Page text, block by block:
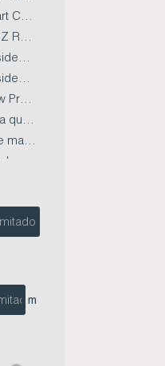
Apartamento - Apart Cauda da Baleia - Limpa - Garopaba SC (4)
Apartamento - Flat'Z Residence - Paes Leme - Imbituba Sc (2)
Apartamento - Residencial Bellas Artes - Centro - Imbituba SC (3)
Apartamento - Residencial Tenerife - Campo Duna - Imbituba SC (1)
Apartamento - View Praia da Vila - Vila Nova - Imbituba Sc (2)
Apartamento a uma quadra do Mar - Villa Del Mar - Centro de Imbituba SC (3)
Apartamento frente mar - Residencial O Jangadeiro - Centro - Imbituba SC (1)
Apartamento no Edifício Atlantic - Centro - Imbituba SC (2)
Apartamento no Edifício Prime Tower - Village - Imbituba SC (1)
Apartamento no Residencial Águas do Rosa - Ibiraquera - Imbituba SC (1)m